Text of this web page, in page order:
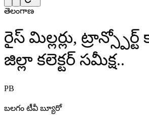
తెలంగాణ
రైస్ మిల్లర్లు, ట్రాన్స్పోర్ట్
జిల్లా కలెక్టర్ సమీక్ష..
PB
బలగం టీవీ బ్యూరో